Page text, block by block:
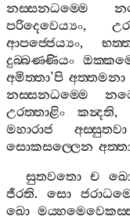
නස‍්සනධම‍්මෙ
පරිදෙවෙය්‍යං,
ආපජ‍්ජෙය්‍යං,
දුබ‍්බණ‍්ණියං
අමිත‍්තා’පි අත‍්තමනා
නස‍්සනධම‍්මෙ
උරත‍්තාළිං
කන්‍දති,
මහාරාජ
අස‍්සුතවා
සොකසල‍්ලෙන
සුතවතො
ච
ජීරති. සො
ඛො